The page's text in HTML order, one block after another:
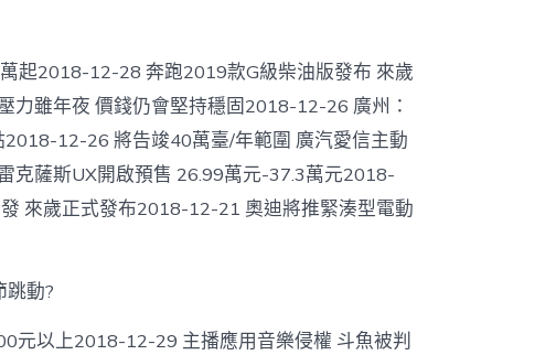
鋼
琴〉
中
起2018-12-28 奔跑2019款G級柴油版發布 來歲
雖年夜 價錢仍會堅持穩固2018-12-26 廣州：
12-26 將告竣40萬臺/年範圍 廣汽愛信主動
克薩斯UX開啟預售 26.99萬元-37.3萬元2018-
來歲正式發布2018-12-21 奧迪將推緊湊型電動
跳動?
元以上2018-12-29 主播應用音樂侵權 斗魚被判